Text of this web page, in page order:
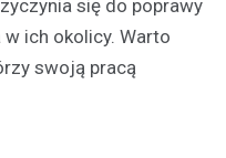
się do poprawy
ich okolicy. Warto
swoją pracą